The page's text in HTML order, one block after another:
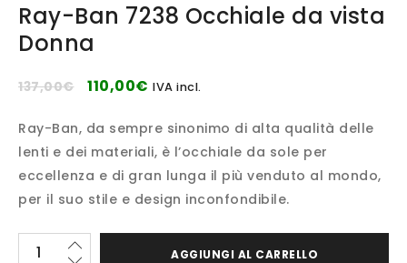
Ray-Ban 7238 Occhiale da vista
Donna
137,00€ 110,00€ IVA incl.
Ray-Ban, da sempre sinonimo di alta qualità delle
lenti e dei materiali, è l’occhiale da sole per
eccellenza e di gran lunga il più venduto al mondo,
per il suo stile e design inconfondibile.
AGGIUNGI AL CARRELLO